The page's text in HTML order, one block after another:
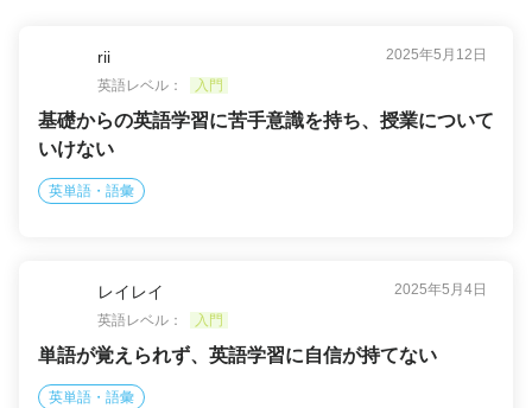
rii
2025年5月12日
英語レベル：
入門
基礎からの英語学習に苦手意識を持ち、授業について
いけない
英単語・語彙
レイレイ
2025年5月4日
英語レベル：
入門
単語が覚えられず、英語学習に自信が持てない
英単語・語彙